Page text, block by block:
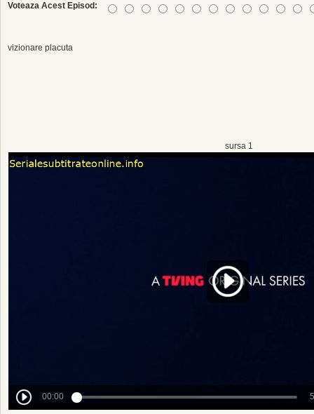
Voteaza Acest Episod:
vizionare placuta
sursa 1